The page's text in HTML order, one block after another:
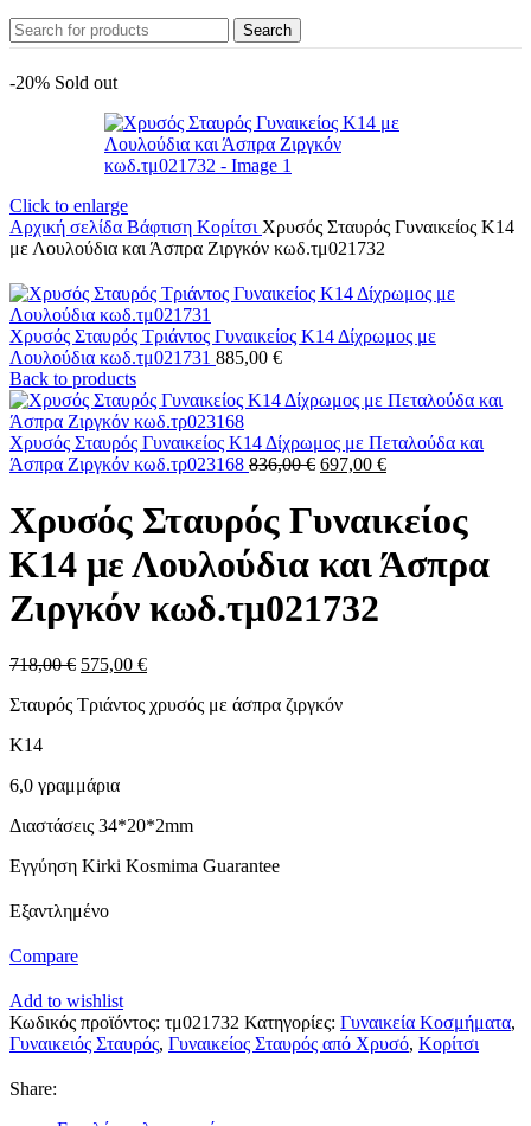
Search
-20% Sold out
Click to enlarge
Αρχική σελίδα Βάφτιση Κορίτσι Χρυσός Σταυρός Γυναικείος Κ14
με Λουλούδια και Άσπρα Ζιργκόν κωδ.τμ021732
Χρυσός Σταυρός Τριάντος Γυναικείος Κ14 Δίχρωμος με
Λουλούδια κωδ.τμ021731 885,00 €
Back to products
Χρυσός Σταυρός Γυναικείος Κ14 Δίχρωμος με Πεταλούδα και
Άσπρα Ζιργκόν κωδ.τρ023168 836,00€ Original
836,00 €.
697,00 €Η
είναι:
697,00 €.
Χρυσός Σταυρός Γυναικείος
Κ14 με Λουλούδια και Άσπρα
Ζιργκόν κωδ.τμ021732
718,00€ Original
was:
575,00 €Η
τιμή
Σταυρός Τριάντος χρυσός με άσπρα ζιργκόν
Κ14
6,0 γραμμάρια
Διαστάσεις 34*20*2mm
Εγγύηση Kirki Kosmima Guarantee
Εξαντλημένο
Compare
Add to wishlist
Κωδικός προϊόντος: τμ021732 Κατηγορίες: Γυναικεία Κοσμήματα,
Γυναικειός Σταυρός, Γυναικείος Σταυρός από Χρυσό, Κορίτσι
Share: